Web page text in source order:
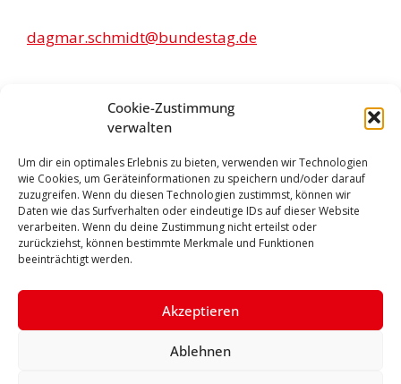
Cookie-Zustimmung
verwalten
Um dir ein optimales Erlebnis zu bieten, verwenden wir Technologien
wie Cookies, um Geräteinformationen zu speichern und/oder darauf
zuzugreifen. Wenn du diesen Technologien zustimmst, können wir
Daten wie das Surfverhalten oder eindeutige IDs auf dieser Website
verarbeiten. Wenn du deine Zustimmung nicht erteilst oder
zurückziehst, können bestimmte Merkmale und Funktionen
beeinträchtigt werden.
Akzeptieren
Ablehnen
dagmar.schmidt@bundestag.de
Presseanfragen:
06441 209 25 25
Pressebilder
Datenschutzerklärung